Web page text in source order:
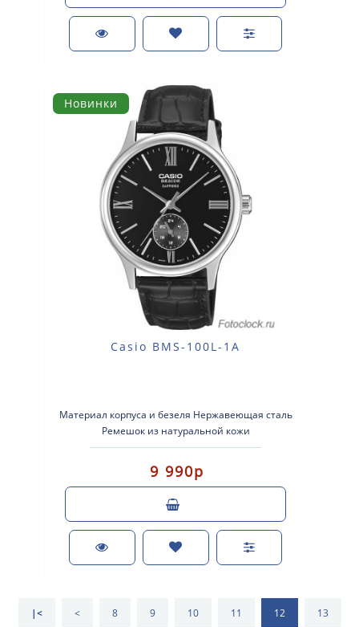
Новинки
Casio BMS-100L-1A
Материал корпуса и безеля Нержавеющая сталь
Ремешок из натуральной кожи
Водонепроницаемость до 50 метров Сапфировое ..
9 990р
|< < 8 9 10 11 12 13